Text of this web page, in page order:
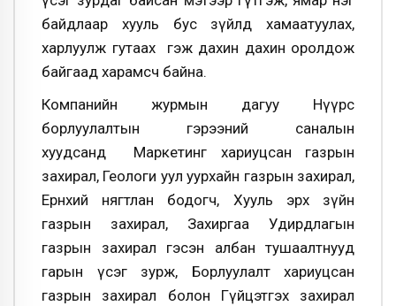
байдлаар хууль бус зүйлд хамаатуулах,
харлуулж гутаах гэж дахин дахин оролдож
байгаад харамсч байна.
Компанийн журмын дагуу Нүүрс
борлуулалтын гэрээний саналын
хуудсанд Маркетинг хариуцсан газрын
захирал, Геологи уул уурхайн газрын захирал,
Ерөнхий нягтлан бодогч, Хууль эрх зүйн
газрын захирал, Захиргаа Удирдлагын
газрын захирал гэсэн албан тушаалтнууд
гарын үсэг зурж, Борлуулалт хариуцсан
газрын захирал болон Гүйцэтгэх захирал